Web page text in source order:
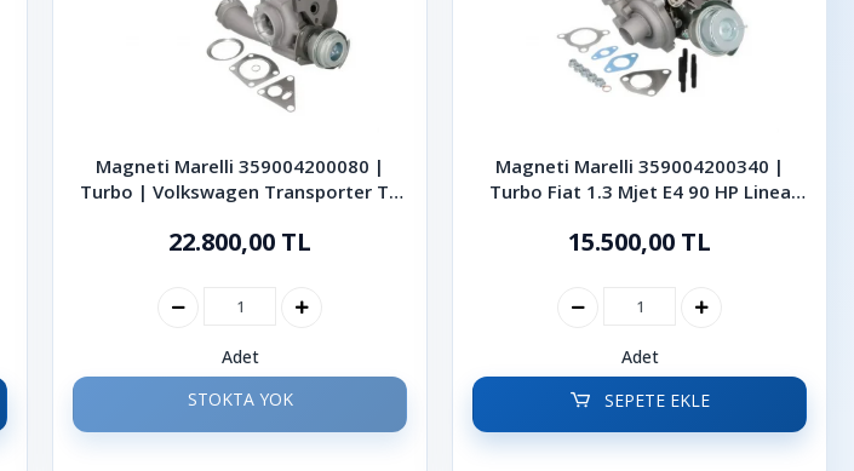
Magneti Marelli 359004200080 |
Turbo | Volkswagen Transporter T5
22.800,00 TL
Adet
STOKTA YOK
Magneti Marelli 359004200340 |
Turbo Fiat 1.3 Mjet E4 90 HP Linea
15.500,00 TL
Adet
SEPETE EKLE